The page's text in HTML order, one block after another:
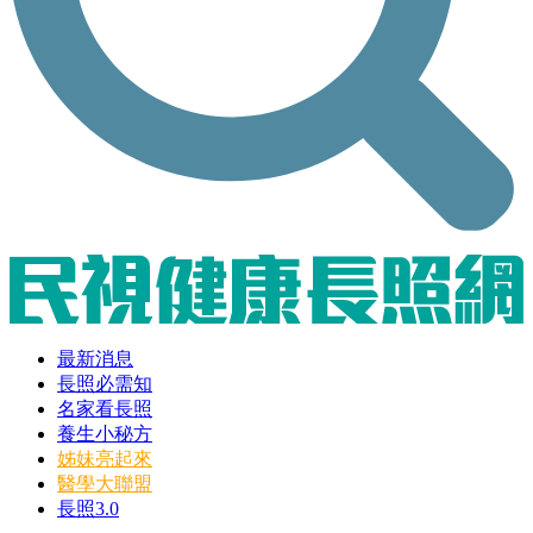
最新消息
長照必需知
名家看長照
養生小秘方
姊妹亮起來
醫學大聯盟
長照3.0